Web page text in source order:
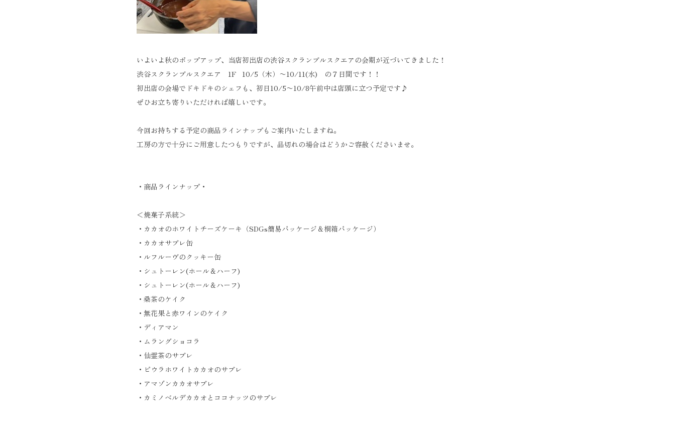
いよいよ秋のポップアップ、当店初出店の渋谷スクランブルスクエアの会期が近づいてきました！
渋谷スクランブルスクエア 1F 10/5（木）〜10/11(水) の７日間です！！
初出店の会場でドキドキのシェフも、初日10/5〜10/8午前中は店頭に立つ予定です ♪
ぜひお立ち寄りいただければ嬉しいです。
今回お持ちする予定の商品ラインナップもご案内いたしますね。
工房の方で十分にご用意したつもりですが、品切れの場合はどうかご容赦くださいませ。
・商品ラインナップ・
＜焼菓子系統＞
・カカオのホワイトチーズケーキ（SDGs簡易パッケージ＆桐箱パッケージ）
・カカオサブレ缶
・ルフルーヴのクッキー缶
・シュトーレン(ホール＆ハーフ)
・シュトーレン(ホール＆ハーフ)
・桑茶のケイク
・無花果と赤ワインのケイク
・ディアマン
・ムラングショコラ
・仙霊茶のサブレ
・ピウラホワイトカカオのサブレ
・アマゾンカカオサブレ
・カミノベルデカカオとココナッツのサブレ